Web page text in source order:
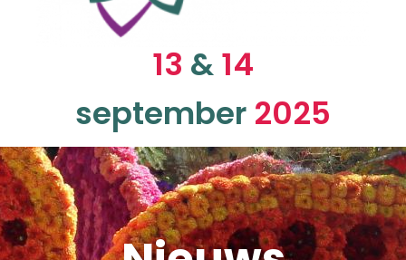
13 &14
september 2025